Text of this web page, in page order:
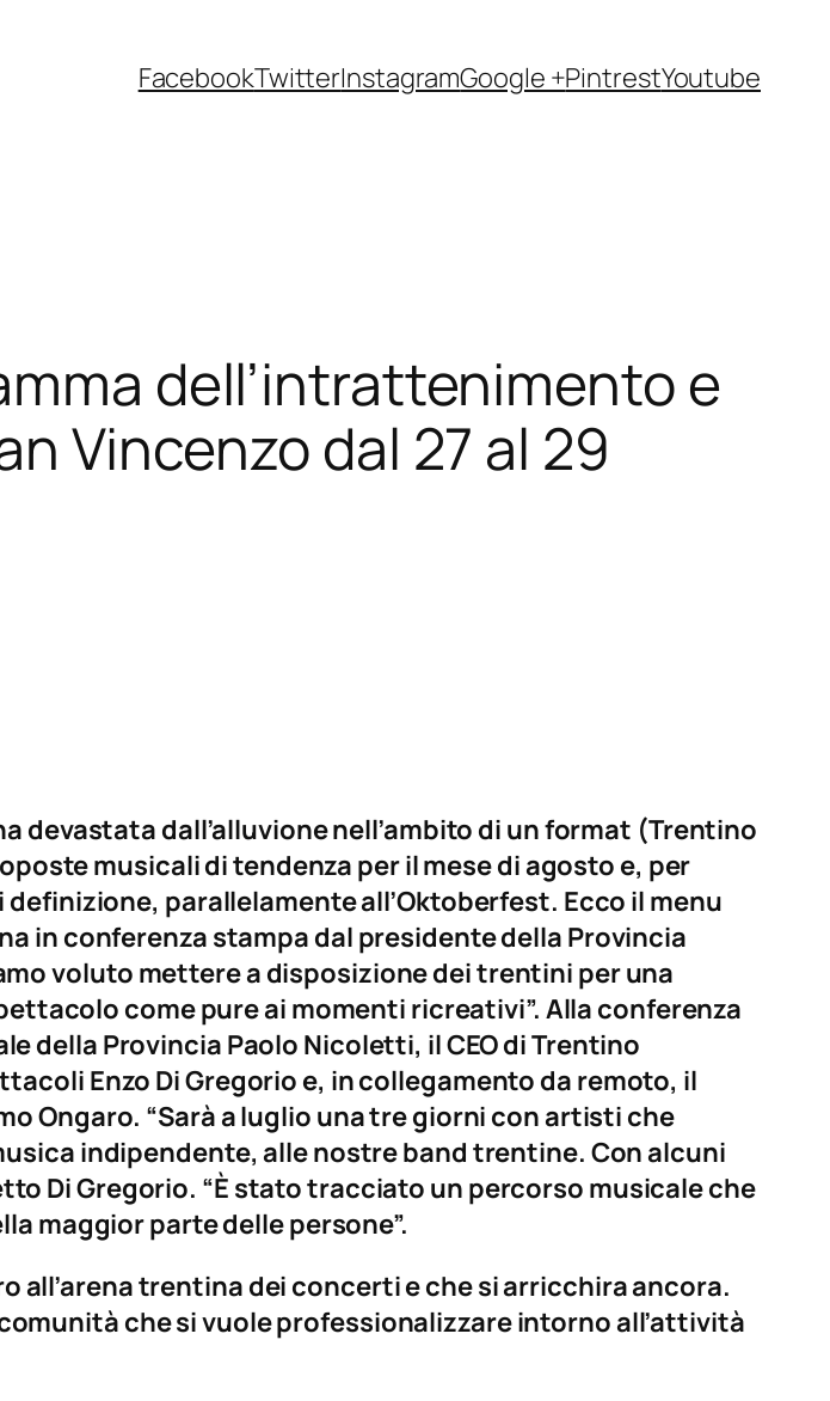
FacebookTwitterInstagramGoogle +PintrestYoutube
dell’intrattenimento e
Vincenzo dal 27 al 29
devastata dall’alluvione nell’ambito di un format (Trentino
musicali di tendenza per il mese di agosto e, per
parallelamente all’Oktoberfest. Ecco il menu
in conferenza stampa dal presidente della Provincia
voluto mettere a disposizione dei trentini per una
come pure ai momenti ricreativi”. Alla conferenza
della Provincia Paolo Nicoletti, il CEO di Trentino
Enzo Di Gregorio e, in collegamento da remoto, il
Ongaro. “Sarà a luglio una tre giorni con artisti che
indipendente, alle nostre band trentine. Con alcuni
Di Gregorio. “È stato tracciato un percorso musicale che
maggior parte delle persone”.
all’arena trentina dei concerti e che si arricchira ancora.
che si vuole professionalizzare intorno all’attività